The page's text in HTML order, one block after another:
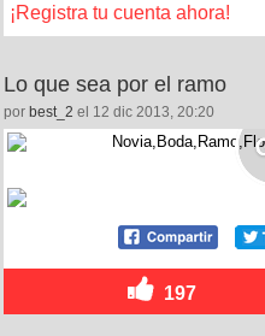
¡Registra tu cuenta ahora!
Lo que sea por el ramo
por best_2 el 12 dic 2013, 20:20
197